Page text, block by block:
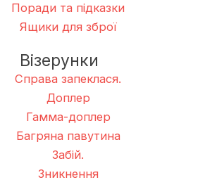
Поради та підказки
Ящики для зброї
Візерунки
Справа запеклася.
Доплер
Гамма-доплер
Багряна павутина
Забій.
Зникнення